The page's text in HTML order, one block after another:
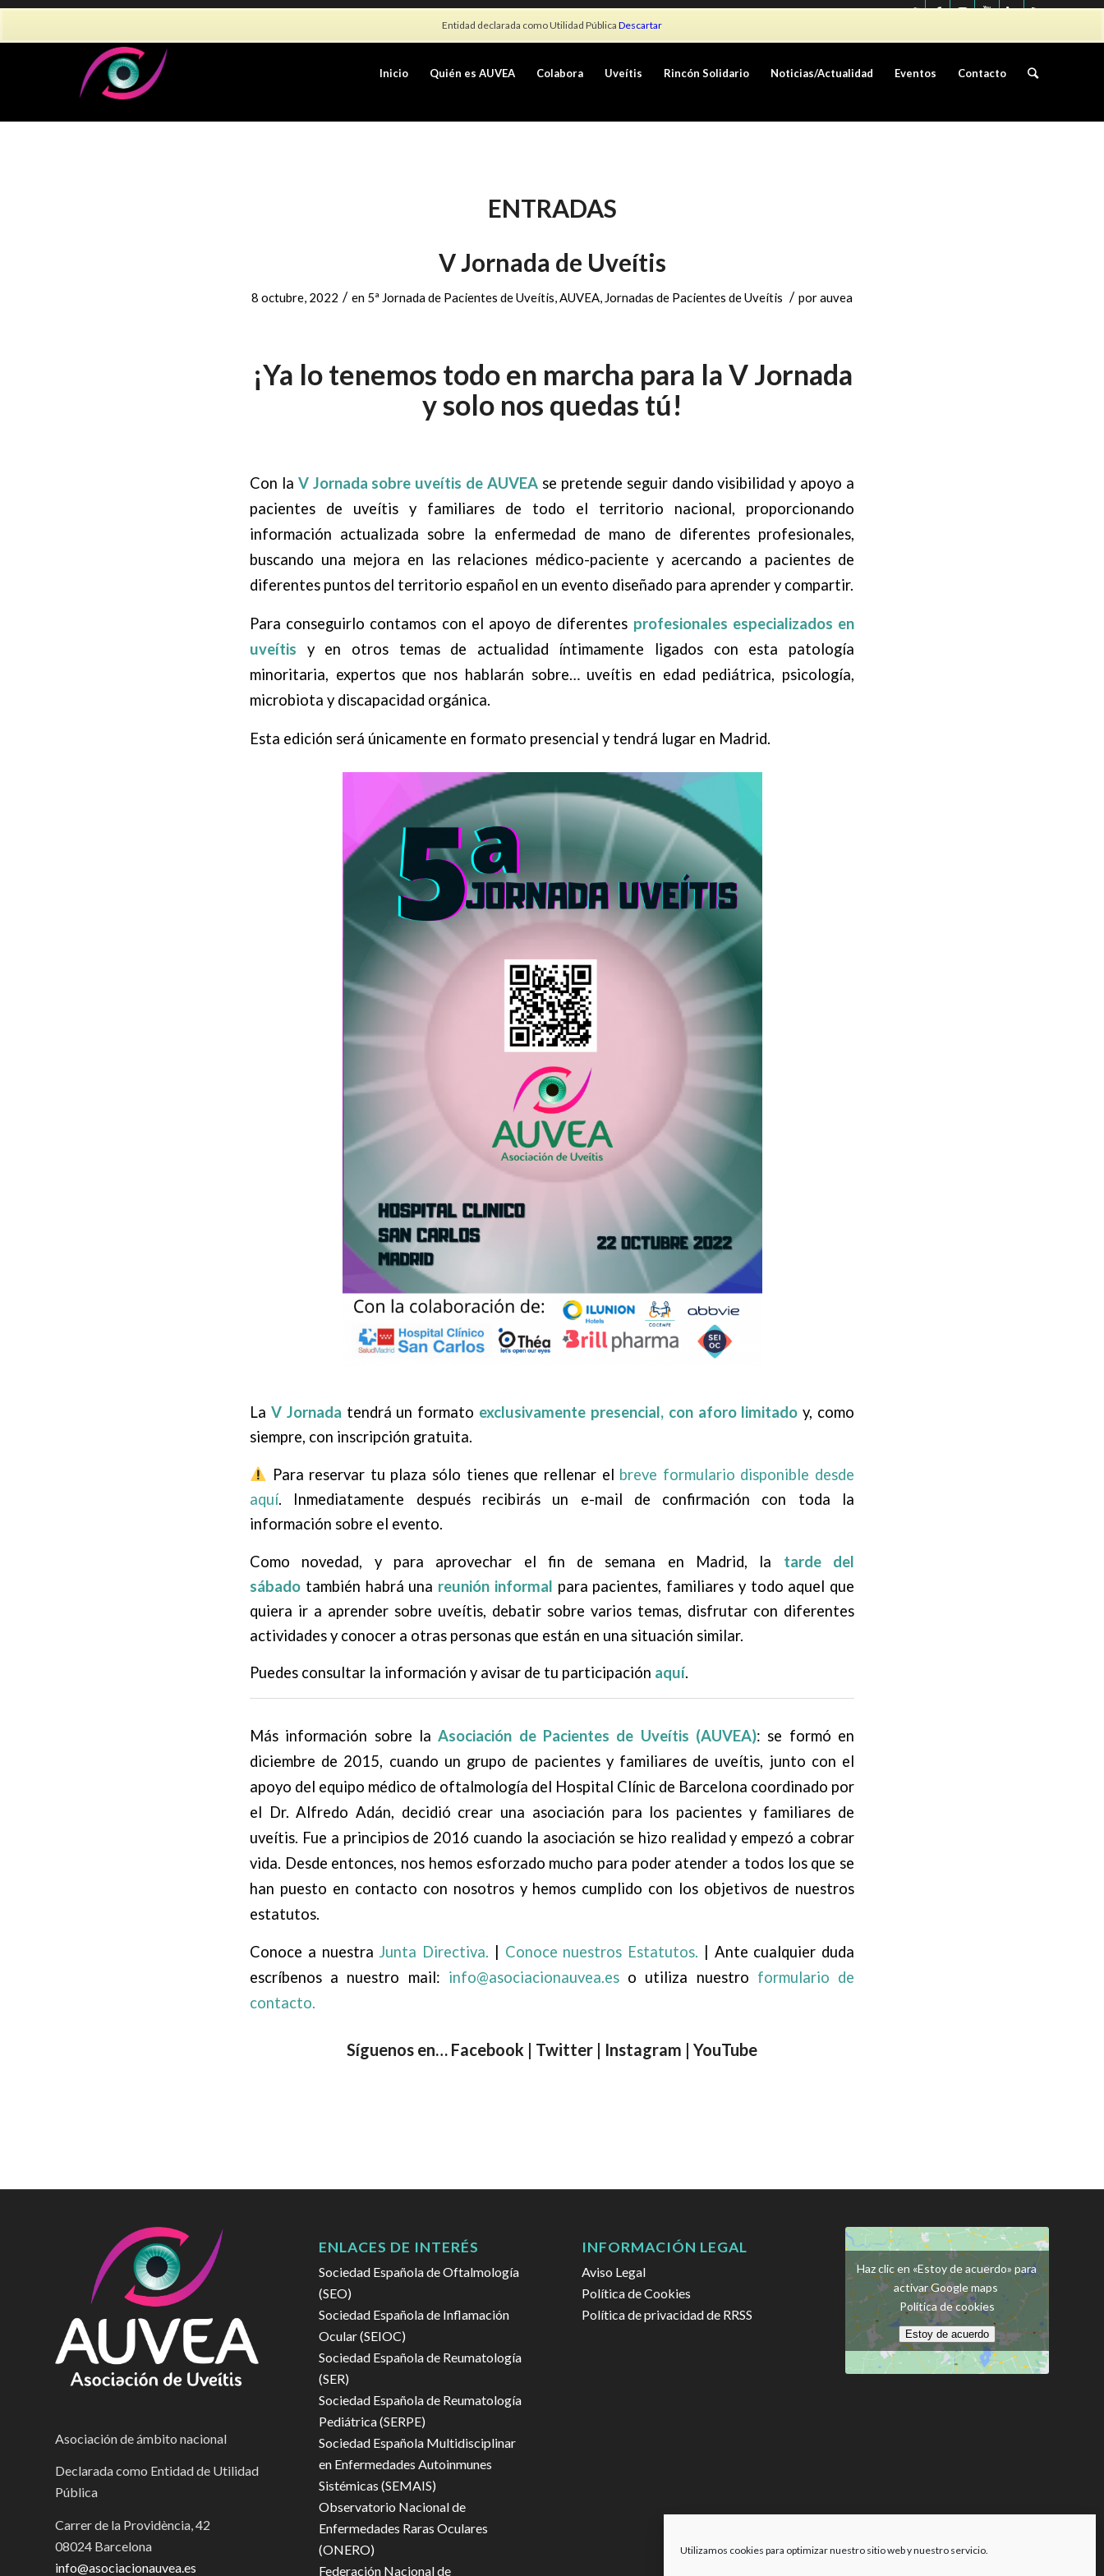
Utilizamos cookies para optimizar nuestro sitio web y nuestro servicio.
Entidad declarada como Utilidad Pública Descartar
info@asociacionauvea.es
Inicio Quién es AUVEA Colabora Uveítis Rincón Solidario Noticias/Actualidad Eventos Contacto
ENTRADAS
V Jornada de Uveítis
8 octubre, 2022 / en 5ª Jornada de Pacientes de Uveítis,AUVEA, Jornadas de Pacientes de Uveítis / porauvea
¡Ya lo tenemos todo en marcha para la V Jornada
y solo nos quedas tú!
Con la V Jornada sobre uveítis de AUVEA se pretende seguir dando visibilidad y apoyo a
pacientes de uveítis y familiares de todo el territorio nacional, proporcionando
información actualizada sobre la enfermedad de mano de diferentes profesionales,
buscando una mejora en las relaciones médico-paciente y acercando a pacientes de
diferentes puntos del territorio español en un evento diseñado para aprender y compartir.
Para conseguirlo contamos con el apoyo de diferentes profesionales especializados en
uveítis y en otros temas de actualidad íntimamente ligados con esta patología
minoritaria, expertos que nos hablarán sobre… uveítis en edad pediátrica, psicología,
microbiota y discapacidad orgánica.
Esta edición será únicamente en formato presencial y tendrá lugar en Madrid.
La V Jornada tendrá un formato exclusivamente presencial, con aforo limitadoy, como
siempre, con inscripción gratuita.
Para reservar tu plaza sólo tienes que rellenar el breve formulario disponible desde
aquí. Inmediatamente después recibirás un e-mail de confirmación con toda la
información sobre el evento.
Como novedad, y para aprovechar el fin de semana en Madrid, la tarde del
sábado también habrá una reunión informal para pacientes, familiares y todo aquel que
quiera ir a aprender sobre uveítis, debatir sobre varios temas, disfrutar con diferentes
actividades y conocer a otras personas que están en una situación similar.
Puedes consultar la información y avisar de tu participación aquí.
Más información sobre laAsociación de Pacientes de Uveítis (AUVEA): se formó en
diciembre de 2015, cuando un grupo de pacientes y familiares de uveítis, junto con el
apoyo del equipo médico de oftalmología del Hospital Clínic de Barcelona coordinado por
el Dr. Alfredo Adán, decidió crear una asociación para los pacientes y familiares de
uveítis. Fue a principios de 2016 cuando la asociación se hizo realidad y empezó a cobrar
vida. Desde entonces, nos hemos esforzado mucho para poder atender a todos los que se
han puesto en contacto con nosotros y hemos cumplido con los objetivos de nuestros
estatutos.
Conoce a nuestraJunta Directiva. Conoce nuestros Estatutos. | Ante cualquier duda
escríbenos a nuestro mail: info@asociacionauvea.eso utiliza nuestro formulario de
contacto.
Síguenos en… Facebook Twitter Instagram YouTube
Asociación de ámbito nacional
Declarada como Entidad de Utilidad
Pública
Carrer de la Providència, 42
08024 Barcelona
info@asociacionauvea.es
ENLACES DE INTERÉS
Sociedad Española de Oftalmología
(SEO)
Sociedad Española de Inflamación
Ocular (SEIOC)
Sociedad Española de Reumatología
(SER)
Sociedad Española de Reumatología
Pediátrica (SERPE)
Sociedad Española Multidisciplinar
en Enfermedades Autoinmunes
Sistémicas (SEMAIS)
Observatorio Nacional de
Enfermedades Raras Oculares
(ONERO)
Federación Nacional de
INFORMACIÓN LEGAL
Aviso Legal
Política de Cookies
Política de privacidad de RRSS
Haz clic en «Estoy de acuerdo» para
activar Google maps
Política de cookies
Estoy de acuerdo